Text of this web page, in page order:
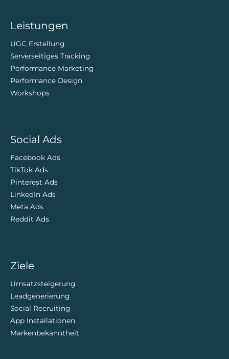
Leistungen
UGC Erstellung
Serverseitiges Tracking
Performance Marketing
Performance Design
Workshops
Social Ads
Facebook Ads
TikTok Ads
Pinterest Ads
LinkedIn Ads
Meta Ads
Reddit Ads
Ziele
Umsatzsteigerung
Leadgenerierung
Social Recruiting
App Installationen
Markenbekanntheit